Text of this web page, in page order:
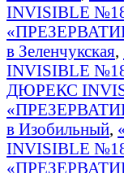
INVISIBLE
в Зеленчукская,
INVISIBLE
ДЮРЕКС
в Изобильный,
INVISIBLE